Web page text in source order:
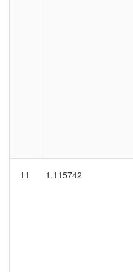
11 1.115742